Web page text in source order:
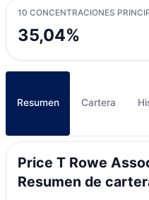
10 CONCENTRACIONES
35,04%
Resumen Cartera
Price T Rowe
Resumen de